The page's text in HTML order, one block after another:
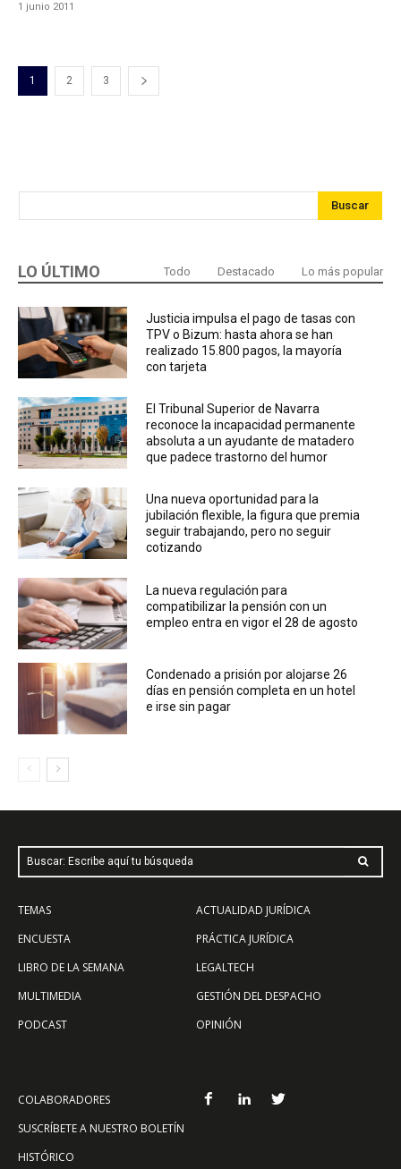
1 junio 2011
1 2 3
Buscar
LO ÚLTIMO Todo Destacado Lo más popular
Justicia impulsa el pago de tasas con
TPV o Bizum: hasta ahora se han
realizado 15.800 pagos, la mayoría
con tarjeta
El Tribunal Superior de Navarra
reconoce la incapacidad permanente
absoluta a un ayudante de matadero
que padece trastorno del humor
Una nueva oportunidad para la
jubilación flexible, la figura que premia
seguir trabajando, pero no seguir
cotizando
La nueva regulación para
compatibilizar la pensión con un
empleo entra en vigor el 28 de agosto
Condenado a prisión por alojarse 26
días en pensión completa en un hotel
e irse sin pagar
Buscar: Escribe aquí tu búsqueda
TEMAS
ENCUESTA
LIBRO DE LA SEMANA
MULTIMEDIA
PODCAST
ACTUALIDAD JURÍDICA
PRÁCTICA JURÍDICA
LEGALTECH
GESTIÓN DEL DESPACHO
OPINIÓN
COLABORADORES
SUSCRÍBETE A NUESTRO BOLETÍN
HISTÓRICO